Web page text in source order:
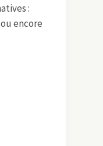
:
encore